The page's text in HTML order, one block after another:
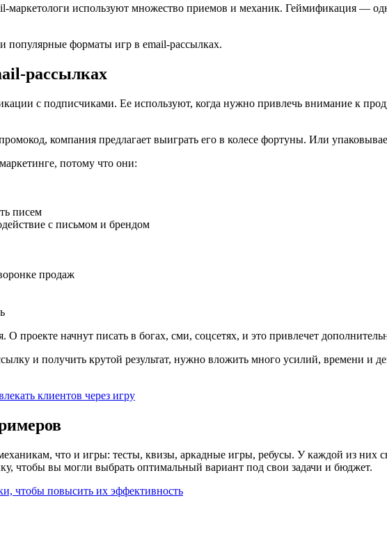
маркетологи используют множество приемов и механик. Геймификация —
популярные форматы игр в email-рассылках.
рассылках
с подписчиками. Ее используют, когда нужно привлечь внимание к
компания предлагает выиграть его в колесе фортуны. Или
потому что они:
писем
с письмом и брендом
продаж
проекте начнут писать в богах, сми, соцсетях, и это привлечет
и получить крутой результат, нужно вложить много усилий, времени и
клиентов через игру
что и игры: тесты, квизы, аркадные игры, ребусы. У каждой из
чтобы вы могли выбрать оптимальный вариант под свои задачи и бюджет.
чтобы повысить их эффективность